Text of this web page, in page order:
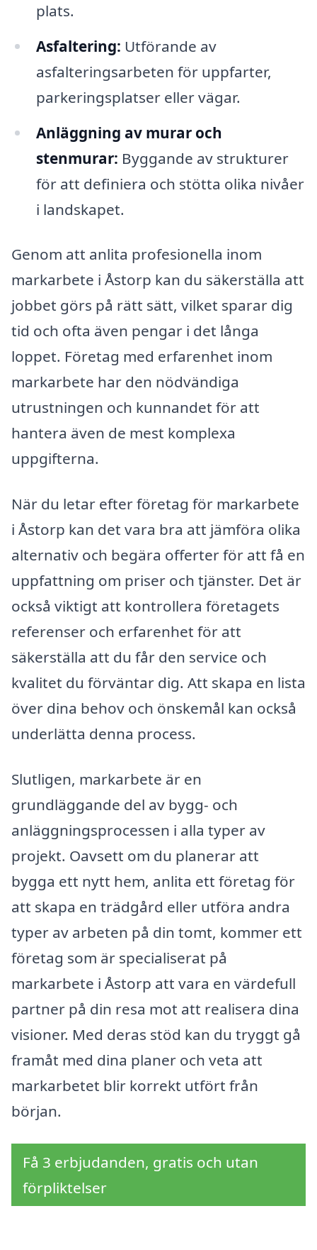
plats.
Asfaltering: Utförande av
asfalteringsarbeten för uppfarter,
parkeringsplatser eller vägar.
Anläggning av murar och
stenmurar: Byggande av strukturer
för att definiera och stötta olika nivåer
i landskapet.
Genom att anlita profesionella inom
markarbete i Åstorp kan du säkerställa att
jobbet görs på rätt sätt, vilket sparar dig
tid och ofta även pengar i det långa
loppet. Företag med erfarenhet inom
markarbete har den nödvändiga
utrustningen och kunnandet för att
hantera även de mest komplexa
uppgifterna.
När du letar efter företag för markarbete
i Åstorp kan det vara bra att jämföra olika
alternativ och begära offerter för att få en
uppfattning om priser och tjänster. Det är
också viktigt att kontrollera företagets
referenser och erfarenhet för att
säkerställa att du får den service och
kvalitet du förväntar dig. Att skapa en lista
över dina behov och önskemål kan också
underlätta denna process.
Slutligen, markarbete är en
grundläggande del av bygg- och
anläggningsprocessen i alla typer av
projekt. Oavsett om du planerar att
bygga ett nytt hem, anlita ett företag för
att skapa en trädgård eller utföra andra
typer av arbeten på din tomt, kommer ett
företag som är specialiserat på
markarbete i Åstorp att vara en värdefull
partner på din resa mot att realisera dina
visioner. Med deras stöd kan du tryggt gå
framåt med dina planer och veta att
markarbetet blir korrekt utfört från
början.
Få 3 erbjudanden, gratis och utan
förpliktelser